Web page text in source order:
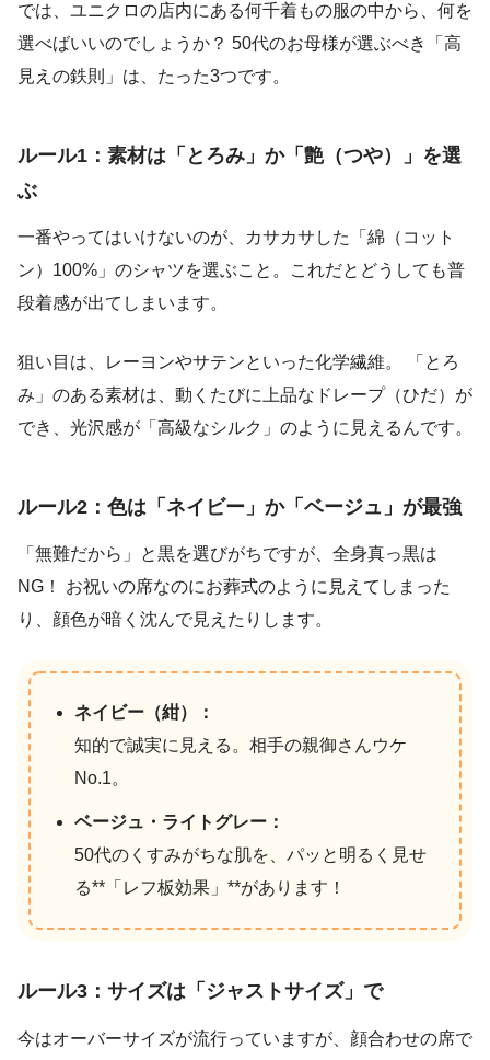
では、ユニクロの店内にある何千着もの服の中から、何を
選べばいいのでしょうか？ 50代のお母様が選ぶべき「高
見えの鉄則」は、たった3つです。
ルール1：素材は「とろみ」か「艶（つや）」を選
ぶ
一番やってはいけないのが、カサカサした「綿（コット
ン）100%」のシャツを選ぶこと。これだとどうしても普
段着感が出てしまいます。
狙い目は、レーヨンやサテンといった化学繊維。 「とろ
み」のある素材は、動くたびに上品なドレープ（ひだ）が
でき、光沢感が「高級なシルク」のように見えるんです。
ルール2：色は「ネイビー」か「ベージュ」が最強
「無難だから」と黒を選びがちですが、全身真っ黒は
NG！ お祝いの席なのにお葬式のように見えてしまった
り、顔色が暗く沈んで見えたりします。
ネイビー（紺）：
知的で誠実に見える。相手の親御さんウケ
No.1。
ベージュ・ライトグレー：
50代のくすみがちな肌を、パッと明るく見せ
る**「レフ板効果」**があります！
ルール3：サイズは「ジャストサイズ」で
今はオーバーサイズが流行っていますが、顔合わせの席で